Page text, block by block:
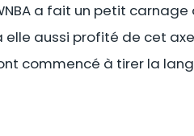
a fait un petit
elle aussi profité de cet
commencé à tirer la